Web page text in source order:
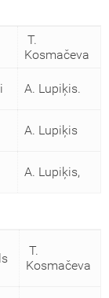
T.
Kosmačeva
A. Lupiķis.
A. Lupiķis
A. Lupiķis,
T.
Kosmačeva